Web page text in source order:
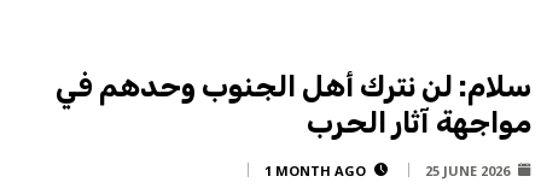
سلام: لن نترك أهل الجنوب وحدهم في
مواجهة آثار الحرب
25 JUNE 2026
1 MONTH AGO